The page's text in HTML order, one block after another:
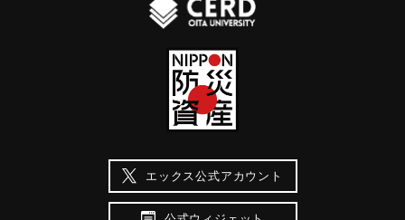
エックス公式アカウント